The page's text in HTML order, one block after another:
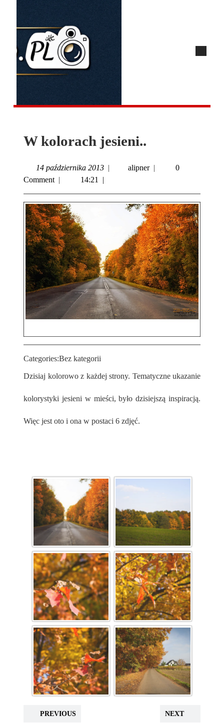
W kolorach jesieni..
14 października 2013 | alipner |
0
Comment | 14:21 |
Categories:Bez kategorii
Dzisiaj kolorowo z każdej strony. Tematyczne ukazanie
kolorystyki jesieni w mieści, było dzisiejszą inspiracją.
Więc jest oto i ona w postaci 6 zdjęć.
PREVIOUS NEXT